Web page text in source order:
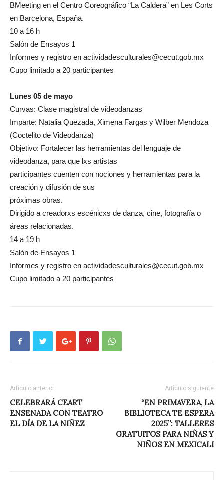
BMeeting en el Centro Coreográfico “La Caldera” en Les Corts
en Barcelona, España.
10 a 16 h
Salón de Ensayos 1
Informes y registro en actividadesculturales@cecut.gob.mx
Cupo limitado a 20 participantes
Lunes 05 de mayo
Curvas: Clase magistral de videodanzas
Imparte: Natalia Quezada, Ximena Fargas y Wilber Mendoza
(Coctelito de Videodanza)
Objetivo: Fortalecer las herramientas del lenguaje de
videodanza, para que lxs artistas
participantes cuenten con nociones y herramientas para la
creación y difusión de sus
próximas obras.
Dirigido a creadorxs escénicxs de danza, cine, fotografía o
áreas relacionadas.
14 a 19 h
Salón de Ensayos 1
Informes y registro en actividadesculturales@cecut.gob.mx
Cupo limitado a 20 participantes
Artículo anterior
CELEBRARÁ CEART
ENSENADA CON TEATRO
EL DÍA DE LA NIÑEZ
Artículo siguiente
“EN PRIMAVERA, LA
BIBLIOTECA TE ESPERA
2025”: TALLERES
GRATUITOS PARA NIÑAS Y
NIÑOS EN MEXICALI